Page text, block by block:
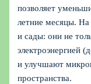
позволяет
летние месяцы.
и сады: они не
электроэнергией
и улучшают
пространства.